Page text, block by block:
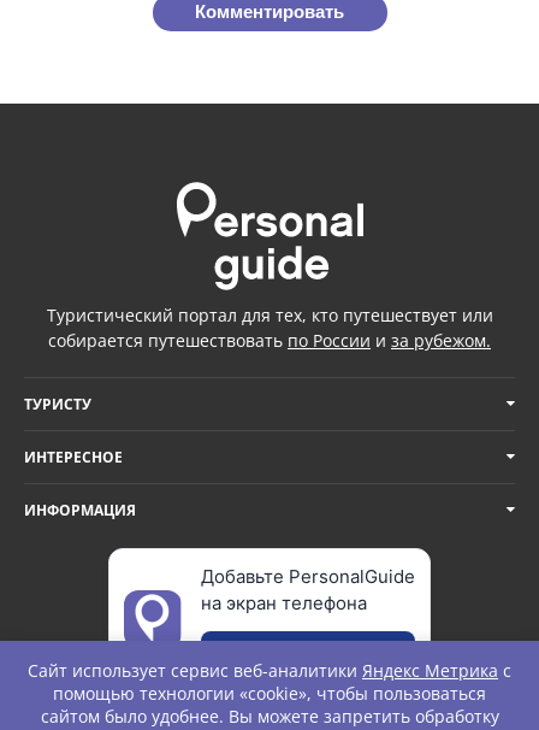
Комментировать
Туристический портал для тех, кто путешествует или
собирается путешествовать по России и за рубежом.
ТУРИСТУ
ИНТЕРЕСНОЕ
ИНФОРМАЦИЯ
Добавьте PersonalGuide
на экран телефона
Сайт использует сервис веб-аналитики Яндекс Метрика с
помощью технологии «cookie», чтобы пользоваться
сайтом было удобнее. Вы можете запретить обработку